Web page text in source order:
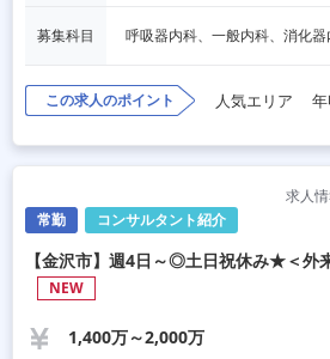
募集科目
この求人のポイント 人気エリア
常勤 コンサルタント紹介
求人
【金沢市】週4日～◎土日祝休み★＜外
NEW
1,400万～2,000万